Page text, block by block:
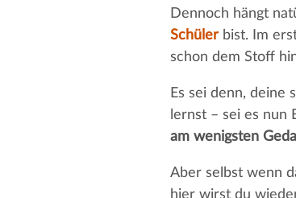
Dennoch hängt
Schülerbist. Im
schon dem Stoff
Es sei denn, deine
lernst – sei es nun
am wenigsten
Aber selbst wenn
hier wirst du